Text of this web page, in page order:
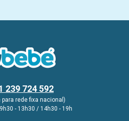
239 724 592
para rede fixa nacional)
- 13h30 / 14h30 - 19h